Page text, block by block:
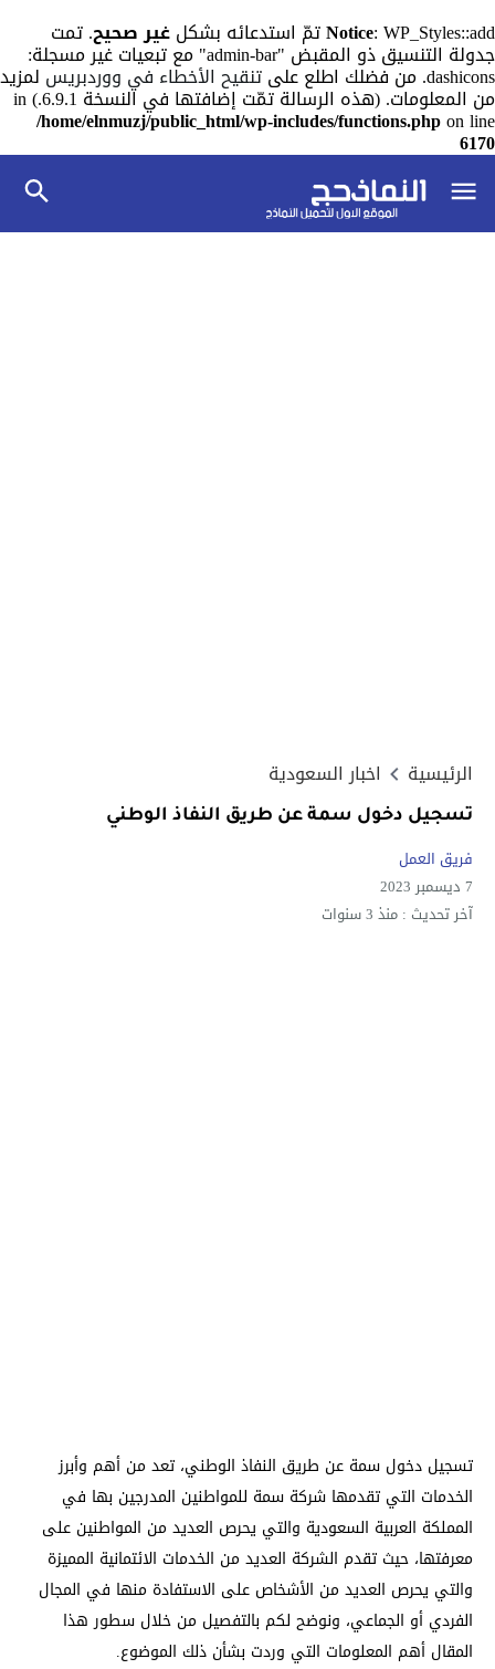
Notice: WP_Styles::add تمّ استدعائه بشكل غير صحيح. تمت
جدولة التنسيق ذو المقبض "admin-bar" مع تبعيات غير مسجلة:
dashicons. من فضلك اطلع على تنقيح الأخطاء في ووردبريس لمزيد
من المعلومات. (هذه الرسالة تمّت إضافتها في النسخة 6.9.1.) in
/home/elnmuzj/public_html/wp-includes/functions.phpon line
6170
الرئيسية اخبار السعودية
تسجيل دخول سمة عن طريق النفاذ الوطني
فريق العمل
7 ديسمبر 2023
آخر تحديث : منذ 3 سنوات
تسجيل دخول سمة عن طريق النفاذ الوطني، تعد من أهم وأبرز
الخدمات التي تقدمها شركة سمة للمواطنين المدرجين بها في
المملكة العربية السعودية والتي يحرص العديد من المواطنين على
معرفتها، حيث تقدم الشركة العديد من الخدمات الائتمانية المميزة
والتي يحرص العديد من الأشخاص على الاستفادة منها في المجال
الفردي أو الجماعي، ونوضح لكم بالتفصيل من خلال سطور هذا
المقال أهم المعلومات التي وردت بشأن ذلك الموضوع.